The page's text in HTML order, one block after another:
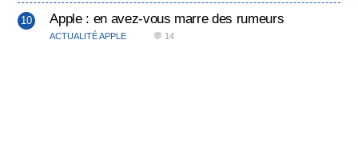
Apple : en avez-vous marre des rumeurs
ACTUALITÉ APPLE 💬 14